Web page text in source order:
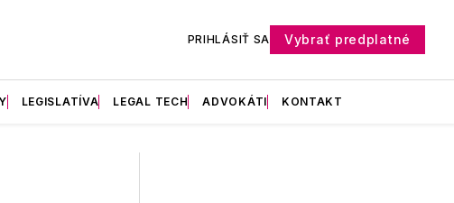
PRIHLÁSIŤ SA Vybrať predplatné
LEGISLATÍVA LEGAL TECH ADVOKÁTI KONTAKT